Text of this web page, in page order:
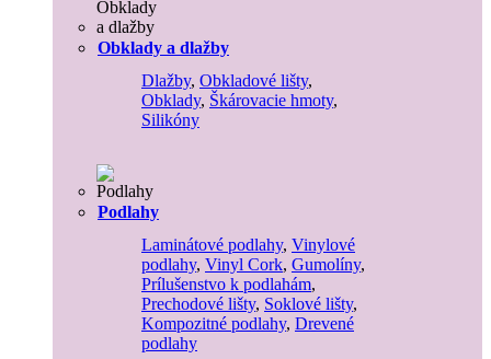
Obklady a dlažby
Dlažby, Obkladové lišty,
Obklady, Škárovacie hmoty,
Silikóny
Podlahy
Laminátové podlahy, Vinylové
podlahy, Vinyl Cork, Gumolíny,
Prílušenstvo k podlahám,
Prechodové lišty, Soklové lišty,
Kompozitné podlahy, Drevené
podlahy